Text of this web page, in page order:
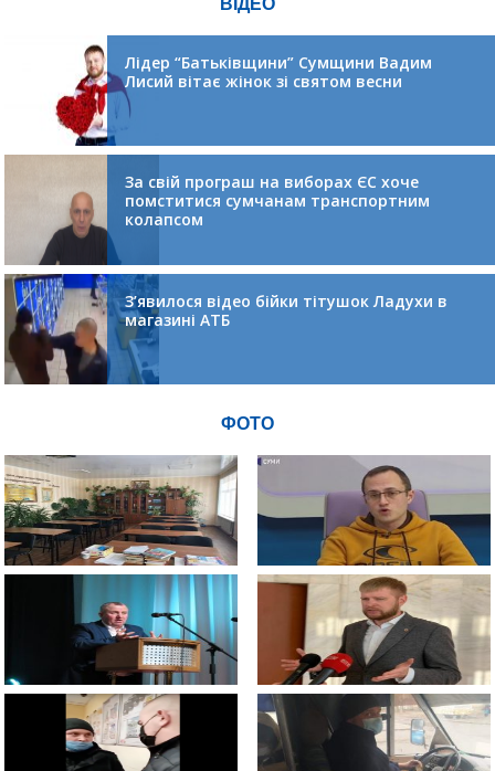
ВІДЕО
Лідер “Батьківщини” Сумщини Вадим
Лисий вітає жінок зі святом весни
За свій програш на виборах ЄС хоче
помститися сумчанам транспортним
колапсом
З’явилося відео бійки тітушок Ладухи в
магазині АТБ
ФОТО